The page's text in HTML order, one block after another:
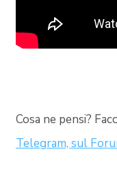
Cosa ne pensi?
Telegram, sul